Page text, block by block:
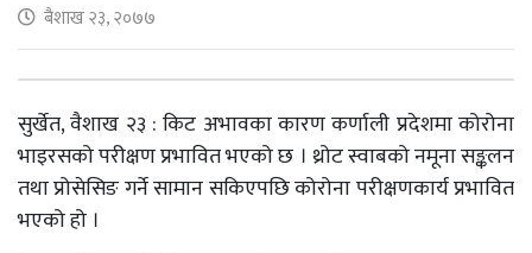
बैशाख २३, २०७७
सुर्खेत, वैशाख २३ : किट अभावका कारण कर्णाली प्रदेशमा कोरोना
भाइरसको परीक्षण प्रभावित भएको छ । थ्रोट स्वाबको नमूना सङ्कलन
तथा प्रोसेसिङ गर्ने सामान सकिएपछि कोरोना परीक्षणकार्य प्रभावित
भएको हो ।